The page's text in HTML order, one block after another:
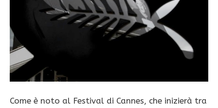
Come è noto al Festival di Cannes, che inizierà tra